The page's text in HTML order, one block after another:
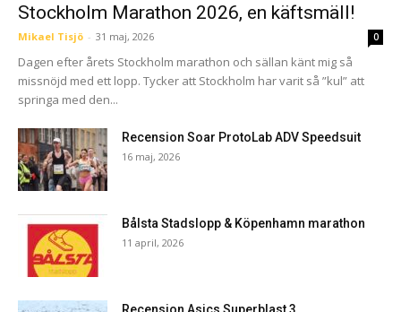
Stockholm Marathon 2026, en käftsmäll!
Mikael Tisjö - 31 maj, 2026 0
Dagen efter årets Stockholm marathon och sällan känt mig så
missnöjd med ett lopp. Tycker att Stockholm har varit så ”kul” att
springa med den...
Recension Soar ProtoLab ADV Speedsuit
16 maj, 2026
Bålsta Stadslopp & Köpenhamn marathon
11 april, 2026
Recension Asics Superblast 3